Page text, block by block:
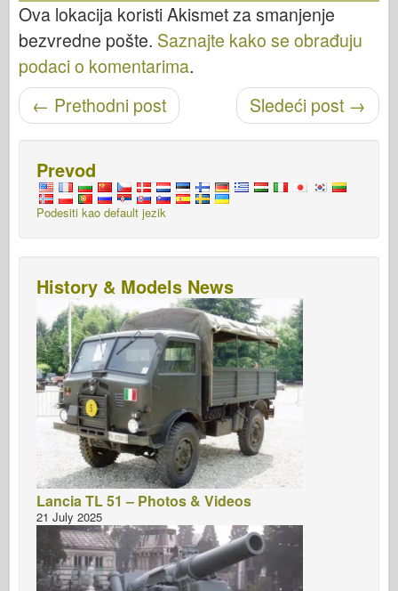
Ova lokacija koristi Akismet za smanjenje
bezvredne pošte. Saznajte kako se obrađuju
podaci o komentarima.
Objavi navigaciju Sledeći post →
← Prethodni post
Prevod
Podesiti kao default jezik
History & Models News
Lancia TL 51 – Photos & Videos
21 July 2025